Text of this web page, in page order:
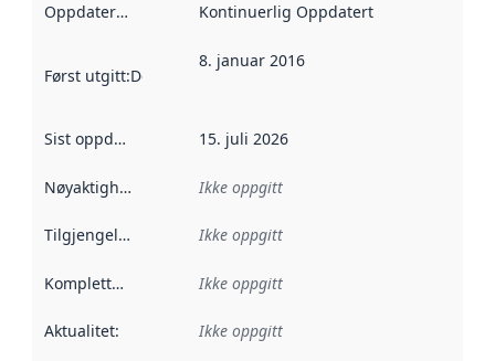
Oppdateringsfrekvens :
Kontinuerlig Oppdatert
Først utgitt:Denne datoen sier når dataene i dette
8. januar 2016
Sist oppdatert 15. juli 2026
Nøyaktighet Ikke oppgitt
Tilgjengelighet Ikke oppgitt
Kompletthet Ikke oppgitt
Aktualitet: Ikke oppgitt